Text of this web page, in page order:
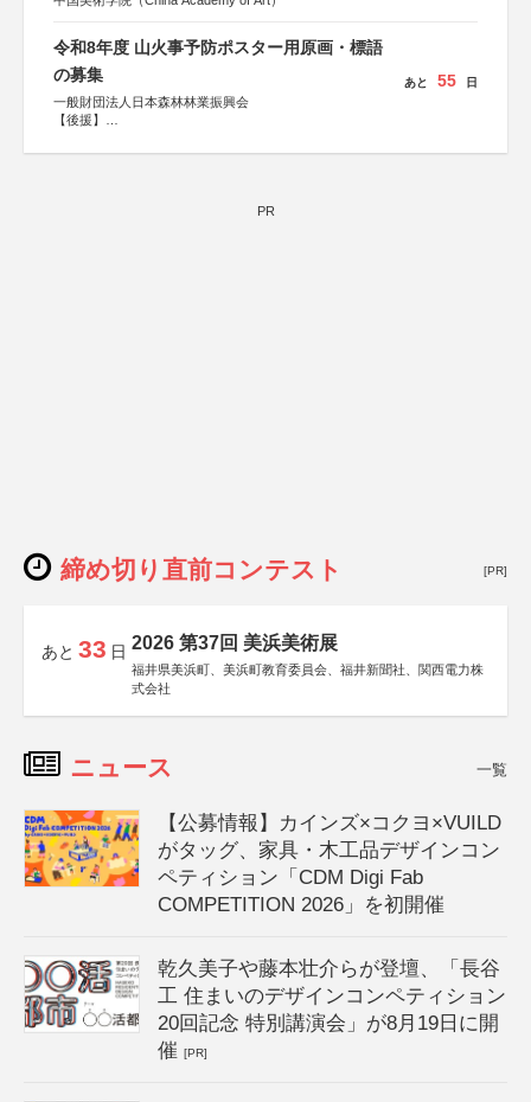
令和8年度 山火事予防ポスター用原画・標語
の募集
一般財団法人日本森林林業振興会
【後援】
会、森林火災対策協会
あと 55 日
PR
締め切り直前コンテスト [PR]
あと 33 日 2026 第37回 美浜美術展
福井県美浜町、美浜町教育委員会、福井新聞社、関西電力株
式会社
ニュース 一覧
【公募情報】カインズ×コクヨ×VUILD
がタッグ、家具・木工品デザインコン
ペティション「CDM Digi Fab
COMPETITION 2026」を初開催
乾久美子や藤本壮介らが登壇、「長谷
工 住まいのデザインコンペティション
20回記念 特別講演会」が8月19日に開
催[PR]